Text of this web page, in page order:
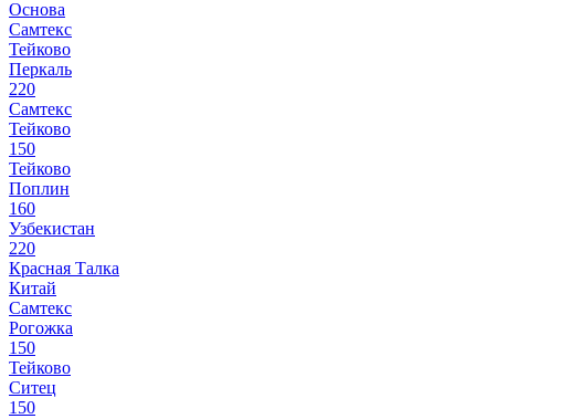
Основа
Самтекс
Тейково
Перкаль
220
Самтекс
Тейково
150
Тейково
Поплин
160
Узбекистан
220
Красная Талка
Китай
Самтекс
Рогожка
150
Тейково
Ситец
150